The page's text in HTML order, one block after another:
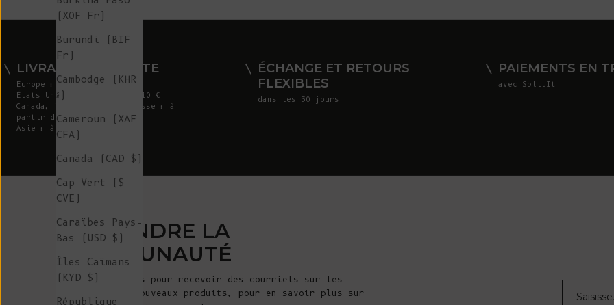
(XOF Fr)
Burundi (BIF
Fr)
Cambodge (KHR
៛)
Cameroun (XAF
CFA)
Canada (CAD $)
Cap Vert ($
CVE)
Caraïbes Pays-
Bas (USD $)
Îles Caïmans
(KYD $)
République
LIVRAISON GRATUITE
Europe : à partir de 300 €
États-Unis : à partir de 410 €
Canada, Royaume-Uni et Suisse : à
partir de 320 €
Asie : à partir de 360 €
ÉCHANGE ET RETOURS
FLEXIBLES
dans les 30 jours
PAIEMENTS EN
avec SplitIt
REJOINDRE LA
COMMUNAUTÉ
Inscrivez-vous pour recevoir des courriels sur les
annonces de nouveaux produits, pour en savoir plus sur